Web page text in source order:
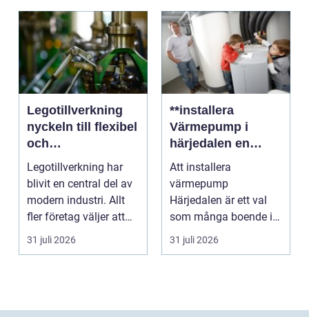
Legotillverkning
nyckeln till flexibel
och
kostnadseffektiv
produktion
Legotillverkning har
blivit en central del av
modern industri. Allt
fler företag väljer att
lägga ut...
31 juli 2026
**installera
Värmepump i
härjedalen en
hållbar
framtidslösning**
Att installera
värmepump
Härjedalen är ett val
som många boende i
denna vackra del av
Sverige gör fö...
31 juli 2026